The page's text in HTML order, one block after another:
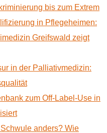
bis zum Extrem
in Pflegeheimen:
Greifswald zeigt
in der Palliativmedizin:
zum Off-Label-Use in
anders? Wie